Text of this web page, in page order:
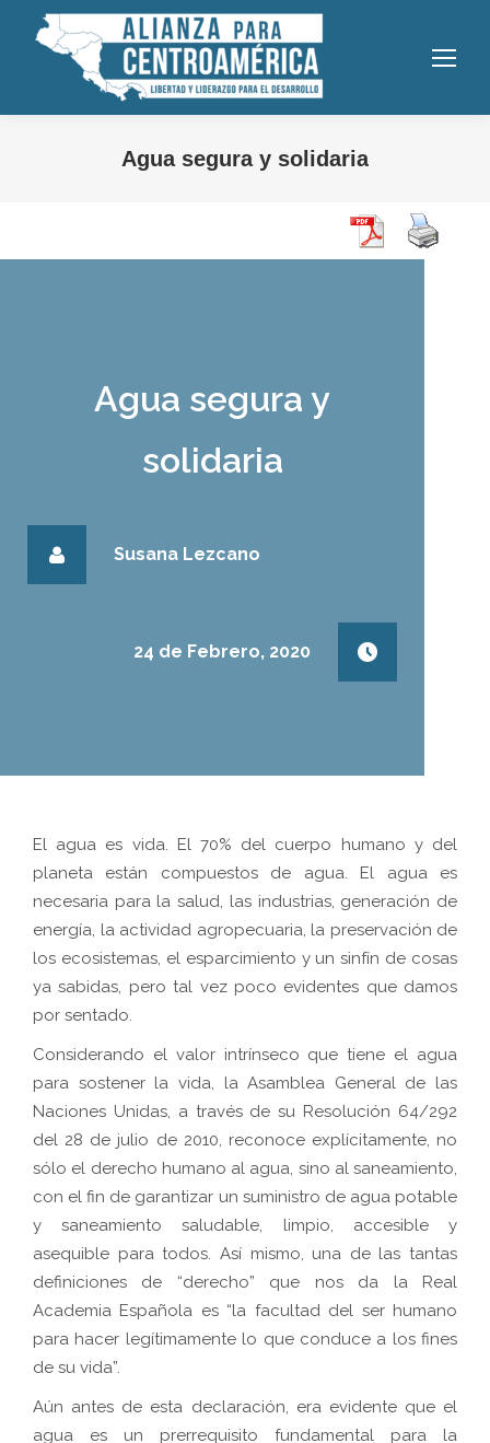
Agua segura y solidaria
Agua segura y
solidaria
Susana Lezcano
24 de Febrero, 2020
El agua es vida. El 70% del cuerpo humano y del
planeta están compuestos de agua. El agua es
necesaria para la salud, las industrias, generación de
energía, la actividad agropecuaria, la preservación de
los ecosistemas, el esparcimiento y un sinfín de cosas
ya sabidas, pero tal vez poco evidentes que damos
por sentado.
Considerando el valor intrínseco que tiene el agua
para sostener la vida, la Asamblea General de las
Naciones Unidas, a través de su Resolución 64/292
del 28 de julio de 2010, reconoce explícitamente, no
sólo el derecho humano al agua, sino al saneamiento,
con el fin de garantizar un suministro de agua potable
y saneamiento saludable, limpio, accesible y
asequible para todos. Así mismo, una de las tantas
definiciones de “derecho” que nos da la Real
Academia Española es “la facultad del ser humano
para hacer legítimamente lo que conduce a los fines
de su vida”.
Aún antes de esta declaración, era evidente que el
agua es un prerrequisito fundamental para la